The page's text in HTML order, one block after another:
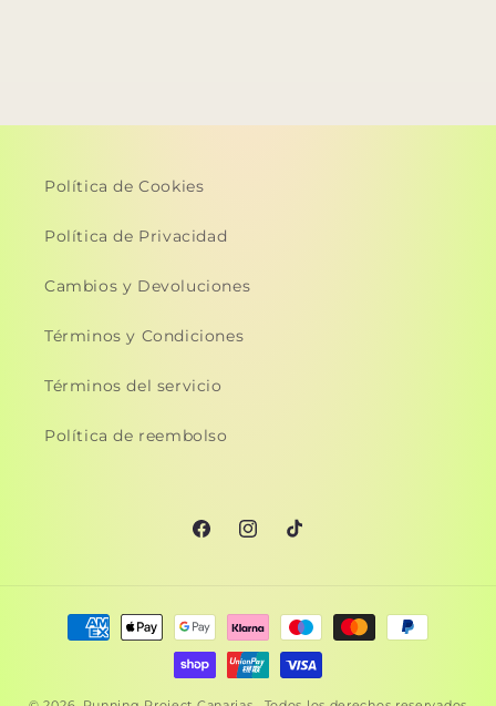
Política de Cookies
Política de Privacidad
Cambios y Devoluciones
Términos y Condiciones
Términos del servicio
Política de reembolso
FacebookInstagram
TikTok
Formas